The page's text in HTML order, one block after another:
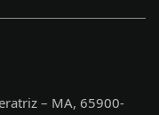
– MA, 65900-